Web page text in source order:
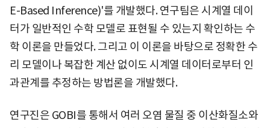
E-Based Inference)'를 개발했다. 연구팀은 시계열 데이
터가 일반적인 수학 모델로 표현될 수 있는지 확인하는 수
학 이론을 만들었다. 그리고 이 이론을 바탕으로 정확한 수
리 모델이나 복잡한 계산 없이도 시계열 데이터로부터 인
과관계를 추정하는 방법론을 개발했다.
연구진은 GOBI를 통해서 여러 오염 물질 중 이산화질소와